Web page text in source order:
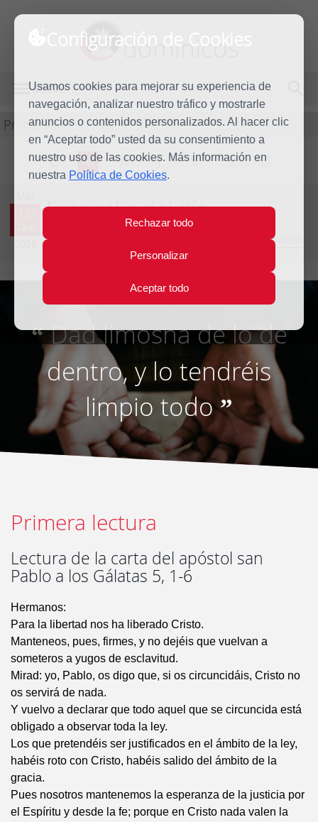
Configuración de Cookies
Usamos cookies para mejorar su experiencia de
navegación, analizar nuestro tráfico y mostrarle
anuncios o contenidos personalizados. Al hacer clic
en “Aceptar todo” usted da su consentimiento a
nuestro uso de las cookies. Más información en
nuestra Política de Cookies.
Rechazar todo
Personalizar
Aceptar todo
dominicos
MENÚ
Predicación
L M X J V S D
Evangelio del día
Vigésimo octava semana del Tiempo Ordinario - Año Par
“Dad limosna de lo de
dentro, y lo tendréis
limpio todo”
Primera lectura
Lectura de la carta del apóstol san
Pablo a los Gálatas 5, 1-6
Hermanos:
Para la libertad nos ha liberado Cristo.
Manteneos, pues, firmes, y no dejéis que vuelvan a
someteros a yugos de esclavitud.
Mirad: yo, Pablo, os digo que, si os circuncidáis, Cristo no
os servirá de nada.
Y vuelvo a declarar que todo aquel que se circuncida está
obligado a observar toda la ley.
Los que pretendéis ser justificados en el ámbito de la ley,
habéis roto con Cristo, habéis salido del ámbito de la
gracia.
Pues nosotros mantenemos la esperanza de la justicia por
el Espíritu y desde la fe; porque en Cristo nada valen la